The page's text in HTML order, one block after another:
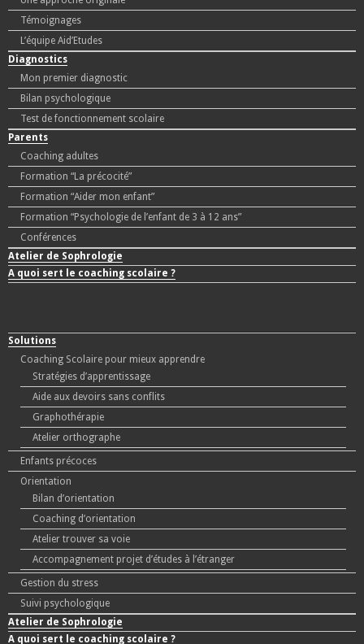
Témoignages
L’équipe Aid’Etudes
Diagnostics
Mon premier diagnostic
Bilan psychologique
Test de fonctionnement scolaire
Parents
Coaching adultes
Formation “La précocité”
Formation “Aider mon enfant”
Formation “Psychologie de l’enfant de 3 à 12 ans”
Conférences
Atelier de Sophrologie
A quoi sert le coaching scolaire ?
Solutions
Coaching Scolaire pour mieux apprendre
Stratégies d’apprentissage
Aide aux devoirs sans conflits
Graphothérapie
Atelier orthographe
Enfants précoces
Orientation
Bilan d’orientation
Coaching d’orientation
Atelier trouver sa voie
Accompagnement projet d’études à l’étranger
Gestion du stress
Suivi psychologique
Atelier de Sophrologie
A quoi sert le coaching scolaire ?